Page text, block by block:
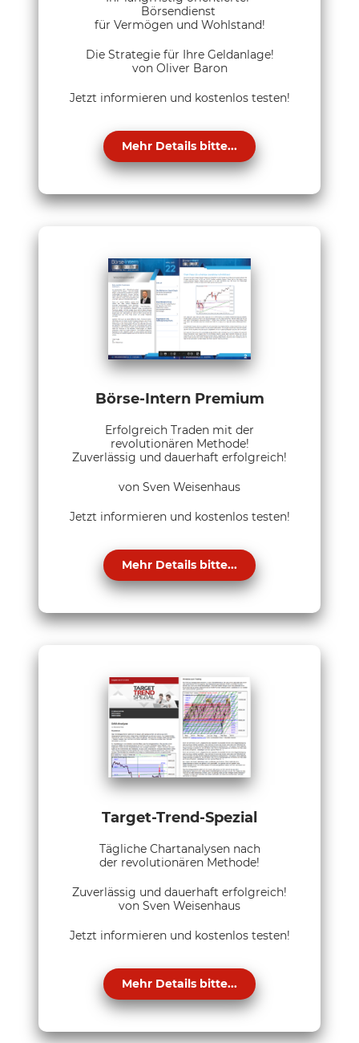
Börsendienst
für Vermögen und Wohlstand!
Die Strategie für Ihre Geldanlage!
von Oliver Baron
Jetzt informieren und kostenlos testen!
Mehr Details bitte...
Börse-Intern Premium
Erfolgreich Traden mit der
revolutionären Methode!
Zuverlässig und dauerhaft erfolgreich!
von Sven Weisenhaus
Jetzt informieren und kostenlos testen!
Mehr Details bitte...
Target-Trend-Spezial
Tägliche Chartanalysen nach
der revolutionären Methode!
Zuverlässig und dauerhaft erfolgreich!
von Sven Weisenhaus
Jetzt informieren und kostenlos testen!
Mehr Details bitte...